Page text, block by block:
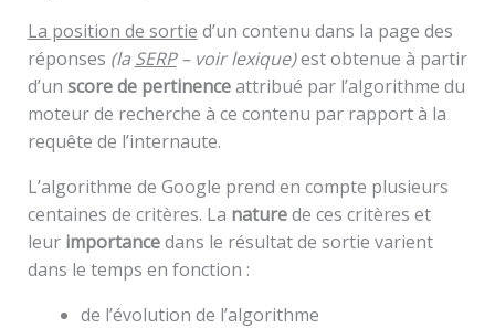
La position de sortie d’un contenu dans la page des
réponses (la SERP– voir lexique)est obtenue à partir
d’un score de pertinenceattribué par l’algorithme du
moteur de recherche à ce contenu par rapport à la
requête de l’internaute.
L’algorithme de Google prend en compte plusieurs
centaines de critères. La naturede ces critères et
leur importancedans le résultat de sortie varient
dans le temps en fonction :
de l’évolution de l’algorithme